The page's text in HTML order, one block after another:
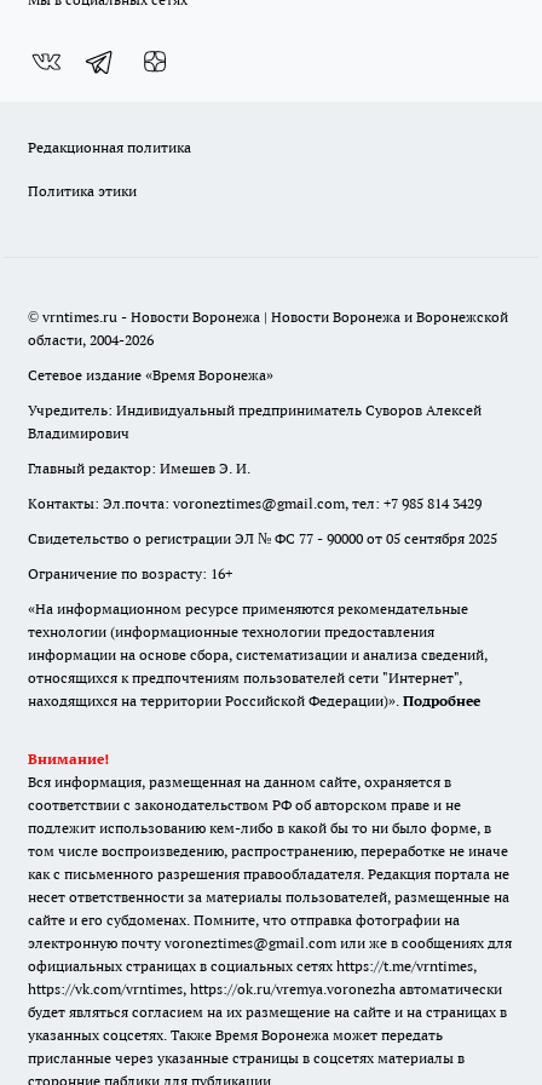
Редакционная политика
Политика этики
© vrntimes.ru - Новости Воронежа | Новости Воронежа и Воронежской
области, 2004-2026
Сетевое издание «Время Воронежа»
Учредитель: Индивидуальный предприниматель Суворов Алексей
Владимирович
Главный редактор: Имешев Э. И.
Контакты: Эл.почта: voroneztimes@gmail.com, тел: +7 985 814 3429
Свидетельство о регистрации ЭЛ № ФС 77 - 90000 от 05 сентября 2025
Ограничение по возрасту: 16+
«На информационном ресурсе применяются рекомендательные
технологии (информационные технологии предоставления
информации на основе сбора, систематизации и анализа сведений,
относящихся к предпочтениям пользователей сети "Интернет",
находящихся на территории Российской Федерации)». Подробнее
Внимание!
Вся информация, размещенная на данном сайте, охраняется в
соответствии с законодательством РФ об авторском праве и не
подлежит использованию кем-либо в какой бы то ни было форме, в
том числе воспроизведению, распространению, переработке не иначе
как с письменного разрешения правообладателя. Редакция портала не
несет ответственности за материалы пользователей, размещенные на
сайте и его субдоменах. Помните, что отправка фотографии на
электронную почту voroneztimes@gmail.com или же в сообщениях для
официальных страницах в социальных сетях https://t.me/vrntimes,
https://vk.com/vrntimes, https://ok.ru/vremya.voronezha автоматически
будет являться согласием на их размещение на сайте и на страницах в
указанных соцсетях. Также Время Воронежа может передать
присланные через указанные страницы в соцсетях материалы в
сторонние паблики для публикации.